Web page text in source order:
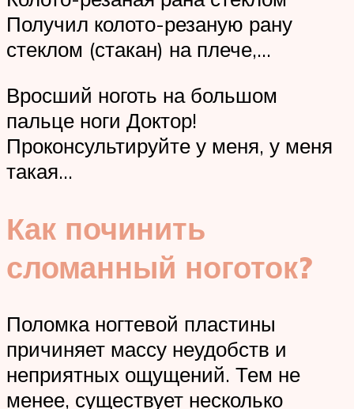
Получил колото-резаную рану
стеклом (стакан) на плече,…
Вросший ноготь на большом
пальце ноги Доктор!
Проконсультируйте у меня, у меня
такая…
Как починить
сломанный ноготок?
Поломка ногтевой пластины
причиняет массу неудобств и
неприятных ощущений. Тем не
менее, существует несколько